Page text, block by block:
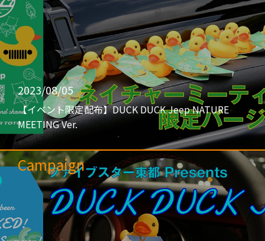
2023/08/05
【イベント限定配布】DUCK DUCK Jeep NATURE
MEETING Ver.
Campaign